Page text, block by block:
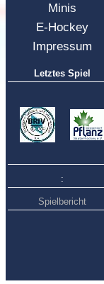
Minis
E-Hockey
Impressum
Letztes Spiel
:
Spielbericht